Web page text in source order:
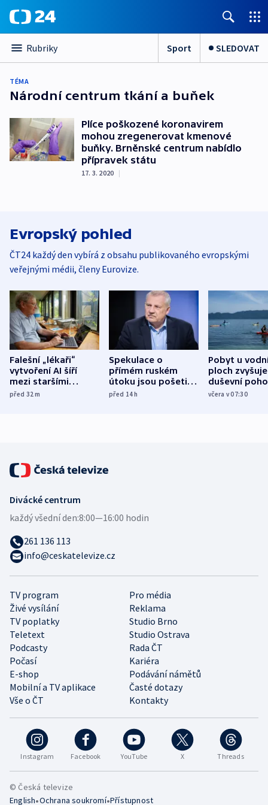
Rubriky Sport SLEDOVAT
TÉMA
Národní centrum tkání a buňek
Plíce poškozené koronavirem
mohou zregenerovat kmenové
buňky. Brněnské centrum nabídlo
přípravek státu
17. 3. 2020 |
Evropský pohled
ČT24 každý den vybírá z obsahu publikovaného evropskými
veřejnými médii, členy Eurovize.
Falešní „lékaři“
vytvoření AI šíří
mezi staršími
Poláky nebezpečné
před 32m
Spekulace o
přímém ruském
útoku jsou pošetilé,
míní estonský
před 14h
Pobyt u
ploch zvyšuje
duševní
ukázala
včera v 07:30
Instagram Facebook YouTube X Threads
TV program
Pro média
Živé vysílání
Reklama
TV poplatky
Studio Brno
Teletext
Studio Ostrava
Podcasty
Rada ČT
Počasí
Kariéra
E-shop
Podávání námětů
Mobilní a TV aplikace
Časté dotazy
Vše o ČT
Kontakty
Divácké centrum
každý všední den:8:00—16:00 hodin
261 136 113
info@ceskatelevize.cz
© Česká televize
English•Ochrana soukromí•Přístupnost